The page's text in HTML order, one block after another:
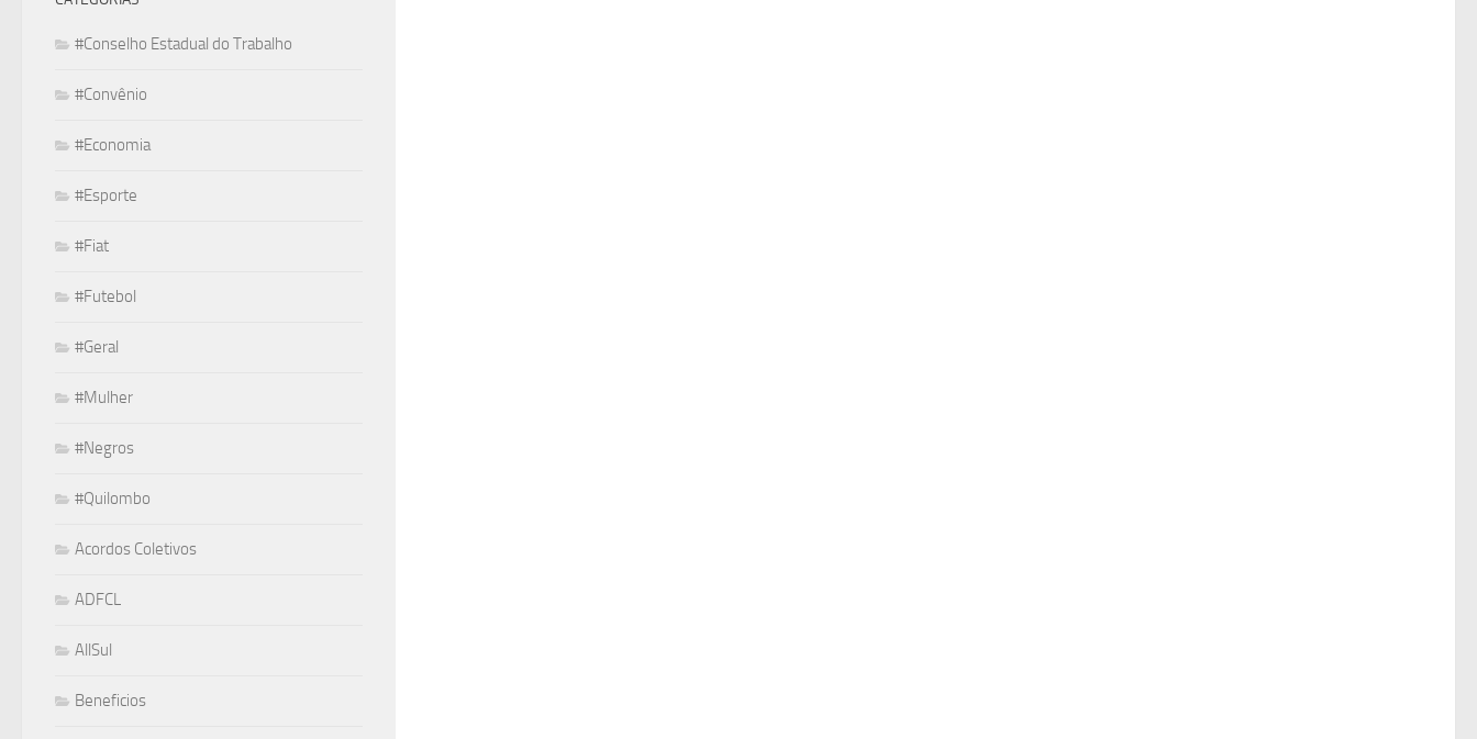
#Conselho Estadual do Trabalho
#Convênio
#Economia
#Esporte
#Fiat
#Futebol
#Geral
#Mulher
#Negros
#Quilombo
Acordos Coletivos
ADFCL
AllSul
Beneficios